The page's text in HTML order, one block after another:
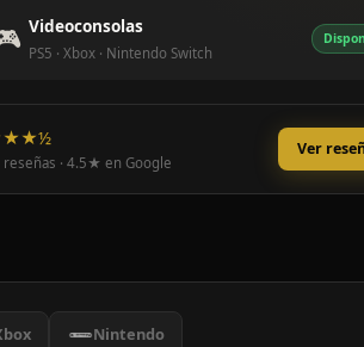
Videoconsolas
PS5 · Xbox · Nintendo Switch
reseñas · 4.5★ en Google
Ver
Nintendo